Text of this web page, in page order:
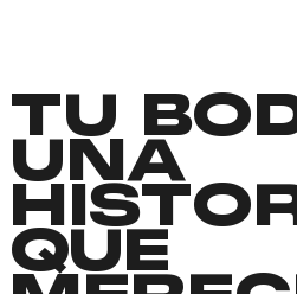
TU
UNA
QUE